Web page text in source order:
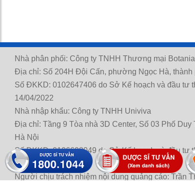
Nhà phân phối: Công ty TNHH Thương mại Botania
Địa chỉ: Số 204H Đội Cấn, phường Ngọc Hà, thành
Số ĐKKD: 0102647406 do Sở Kế hoạch và đầu tư
14/04/2022
Nhà nhập khẩu: Công ty TNHH Univiva
Địa chỉ: Tầng 9 Tòa nhà 3D Center, Số 03 Phố
Hà Nội
Số ĐKKD: 0106698049 do Sở Kế hoạch và đầu tư
21/11/2014
Người chịu trách nhiệm nội dung quảng cáo: Trần